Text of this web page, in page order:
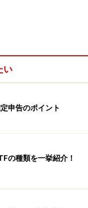
ミックスさせたすぐ
な指数に連動する
動やその原因をキ
ん。
い
申告のポイント
の種類を一挙紹介！